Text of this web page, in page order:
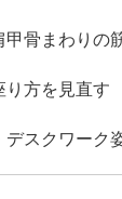
甲骨まわりの
り方を見直す
デスクワーク